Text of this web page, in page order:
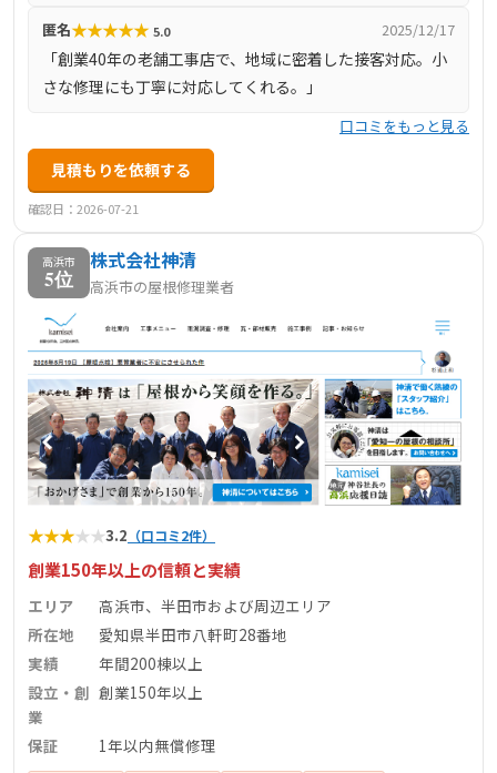
匿名★★★★★ 5.0 2025/12/17
「創業40年の老舗工事店で、地域に密着した接客対応。小
さな修理にも丁寧に対応してくれる。」
口コミをもっと見る
見積もりを依頼する
確認日：2026-07-21
高浜市
5位
株式会社神清
高浜市の屋根修理業者
★★★★★3.2 （口コミ2件）
創業150年以上の信頼と実績
エリア
高浜市、半田市および周辺エリア
所在地
愛知県半田市八軒町28番地
実績
年間200棟以上
設立・創
業
創業150年以上
保証 1年以内無償修理